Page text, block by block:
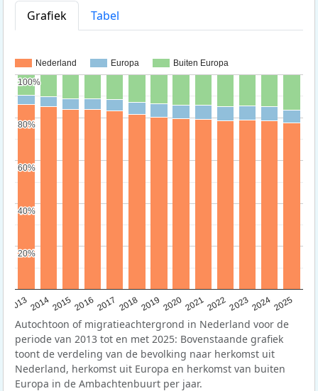
Grafiek
Tabel
Nederland Europa Buiten Europa
20132014201520162017 20182019 202020212022202320242025
20%
20%
40%
40%
60%
60%
80%
80%
100%
100%
Autochtoon of migratieachtergrond in Nederland voor de
periode van 2013 tot en met 2025: Bovenstaande grafiek
toont de verdeling van de bevolking naar herkomst uit
Nederland, herkomst uit Europa en herkomst van buiten
Europa in de Ambachtenbuurt per jaar.